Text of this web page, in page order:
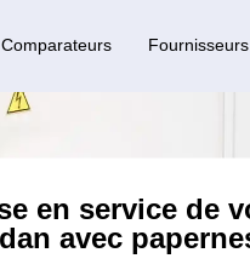
Comparateurs Fournisseurs